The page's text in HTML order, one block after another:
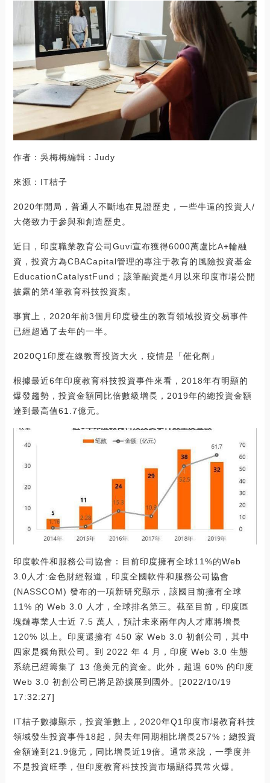
作者：吳梅梅編輯：Judy
來源：IT桔子
2020年開局，普通人不斷地在見證歷史，一些牛逼的投資人/
大佬致力于參與和創造歷史。
近日，印度職業教育公司Guvi宣布獲得6000萬盧比A+輪融
資，投資方為CBACapital管理的專注于教育的風險投資基金
EducationCatalystFund；該筆融資是4月以來印度市場公開
披露的第4筆教育科技投資案。
事實上，2020年前3個月印度發生的教育領域投資交易事件
已經超過了去年的一半。
2020Q1印度在線教育投資大火，疫情是「催化劑」
根據最近6年印度教育科技投資事件來看，2018年有明顯的
爆發趨勢，投資金額同比倍數級增長，2019年的總投資金額
達到最高值61.7億元。
印度軟件和服務公司協會：目前印度擁有全球11%的Web
3.0人才:金色財經報道，印度全國軟件和服務公司協會
(NASSCOM) 發布的一項新研究顯示，該國目前擁有全球
11% 的 Web 3.0 人才，全球排名第三。截至目前，印度區
塊鏈專業人士近 7.5 萬人，預計未來兩年內人才庫將增長
120% 以上。印度還擁有 450 家 Web 3.0 初創公司，其中
四家是獨角獸公司。到 2022 年 4 月，印度 Web 3.0 生態
系統已經籌集了 13 億美元的資金。此外，超過 60% 的印度
Web 3.0 初創公司已將足跡擴展到國外。[2022/10/19
17:32:27]
IT桔子數據顯示，投資筆數上，2020年Q1印度市場教育科技
領域發生投資事件18起，與去年同期相比增長257%；總投資
金額達到21.9億元，同比增長近19倍。通常來說，一季度并
不是投資旺季，但印度教育科技投資市場顯得異常火爆。